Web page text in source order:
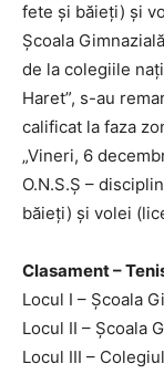
fete și băieți) și
Școala
de la colegiile
Haret”, s-au
calificat la faza
„Vineri, 6
O.N.S.Ș –
băieți) și volei
Clasament –
Locul I – Școala
Locul II – Școala
Locul III –